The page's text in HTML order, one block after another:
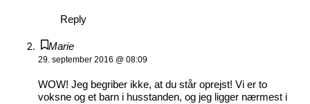
Reply
Marie
29. september 2016 @ 08:09
WOW! Jeg begriber ikke, at du står oprejst! Vi er to
voksne og et barn i husstanden, og jeg ligger nærmest i